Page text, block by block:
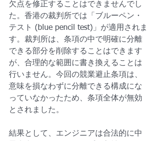
欠点を修正することはできませんでし
た。香港の裁判所では「ブルーペン・
テスト (blue pencil test)」が適用されま
す。裁判所は、条項の中で明確に分離
できる部分を削除することはできます
が、合理的な範囲に書き換えることは
行いません。今回の競業避止条項は、
意味を損なわずに分離できる構成にな
っていなかったため、条項全体が無効
とされました。
結果として、エンジニアは合法的に中